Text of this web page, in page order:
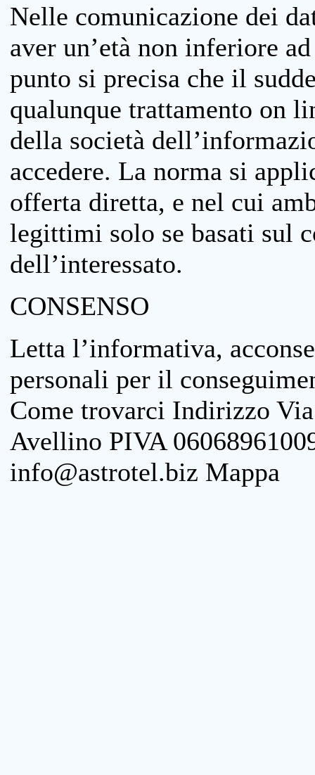
Nelle comunicazione dei
aver un’età non inferiore
punto si precisa che il
qualunque trattamento on
della società
accedere. La norma si
offerta diretta, e nel cui
legittimi solo se basati sul
dell’interessato.
CONSENSO
Letta l’informativa,
personali per il
Come trovarci Indirizzo
Avellino PIVA
info@astrotel.biz Mappa